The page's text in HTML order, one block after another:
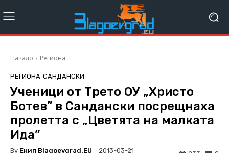
Начало Региона
РЕГИОНА САНДАНСКИ
Ученици от Трето ОУ „Христо
Ботев” в Сандански посрещнаха
пролетта с „Цветята на малката
Ида”
By Екип Blagoevgrad.EU 2013-03-21